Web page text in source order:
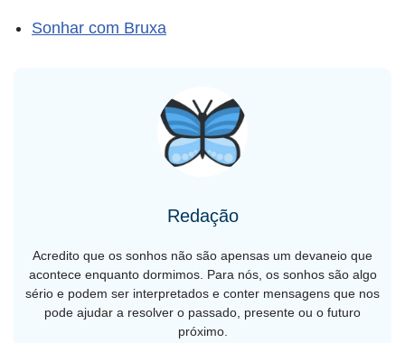
Sonhar com Bruxa
Redação
Acredito que os sonhos não são apensas um devaneio que
acontece enquanto dormimos. Para nós, os sonhos são algo
sério e podem ser interpretados e conter mensagens que nos
pode ajudar a resolver o passado, presente ou o futuro
próximo.